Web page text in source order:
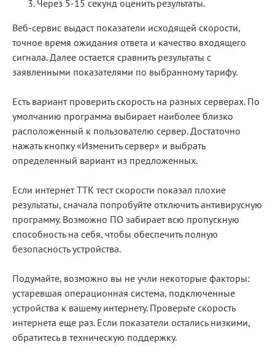
Через 5-15 секунд оценить результаты.
Веб-сервис выдаст показатели исходящей скорости,
точное время ожидания ответа и качество входящего
сигнала. Далее остается сравнить результаты с
заявленными показателями по выбранному тарифу.
Есть вариант проверить скорость на разных серверах. По
умолчанию программа выбирает наиболее близко
расположенный к пользователю сервер. Достаточно
нажать кнопку «Изменить сервер» и выбрать
определенный вариант из предложенных.
Если интернет ТТК тест скорости показал плохие
результаты, сначала попробуйте отключить антивирусную
программу. Возможно ПО забирает всю пропускную
способность на себя, чтобы обеспечить полную
безопасность устройства.
Подумайте, возможно вы не учли некоторые факторы:
устаревшая операционная система, подключенные
устройства к вашему интернету. Проверьте скорость
интернета еще раз. Если показатели остались низкими,
обратитесь в техническую поддержку.